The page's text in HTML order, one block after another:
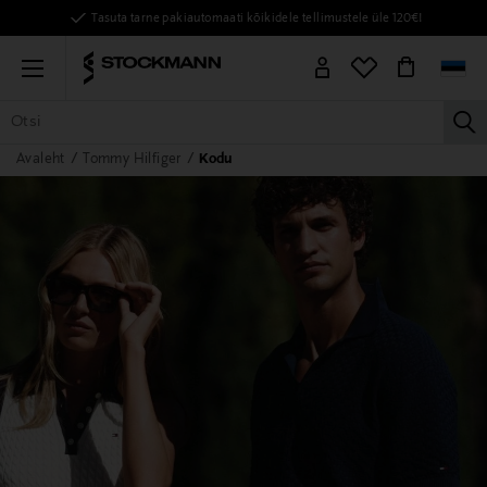
Tasuta tarne pakiautomaati kõikidele tellimustele üle 120€!
Menu
KÕIK TOOTED NAISED MEHED
Avaleht Tommy Hilfiger Kodu